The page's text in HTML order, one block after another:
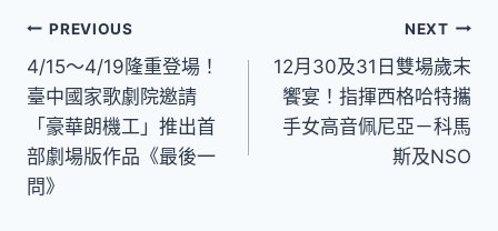
文
章
導
覽
PREVIOUS
4/15～4/19隆重登場！
臺中國家歌劇院邀請
「豪華朗機工」推出首
部劇場版作品《最後一
問》
NEXT
12月30及31日雙場歲末
饗宴！指揮西格哈特攜
手女高音佩尼亞－科馬
斯及NSO